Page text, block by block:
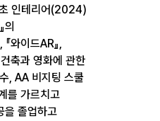
인테리어(2024)
의
와이드AR』,
축과 영화에 관한
, AA 비지팅 스쿨
를 가르치고
을 졸업하고